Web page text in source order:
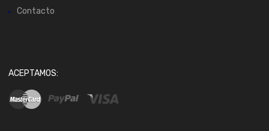
Contacto
ACEPTAMOS: